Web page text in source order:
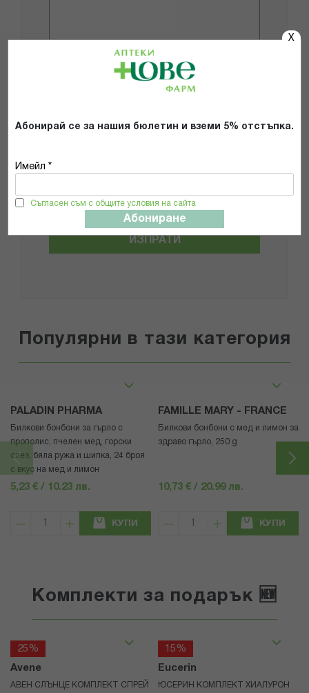
X
Абонирай се за нашия бюлетин и вземи 5% отстъпка.
Имейл *
Съгласен съм с общите условия на сайта
Абониране
Добави снимки
Прочетох и се съгласявам с
Общите условия и политиката за
ИЗПРАТИ
Популярни в тази категория
PALADIN PHARMA
Билкови бонбони за гърло с
прополис, пчелен мед, горски
слез, бяла ружа и шипка, 24 броя
с вкус на мед и лимон
5,23 € / 10.23 лв.
КУПИ
FAMILLE MARY - FRANCE
Билкови бонбони с мед и лимон за
здраво гърло, 250 g
10,73 € / 20.99 лв.
КУПИ
Комплекти за подарък 🆕
25%
Avene
АВЕН СЛЪНЦЕ КОМПЛЕКТ СПРЕЙ
15%
Eucerin
ЮСЕРИН КОМПЛЕКТ ХИАЛУРОН